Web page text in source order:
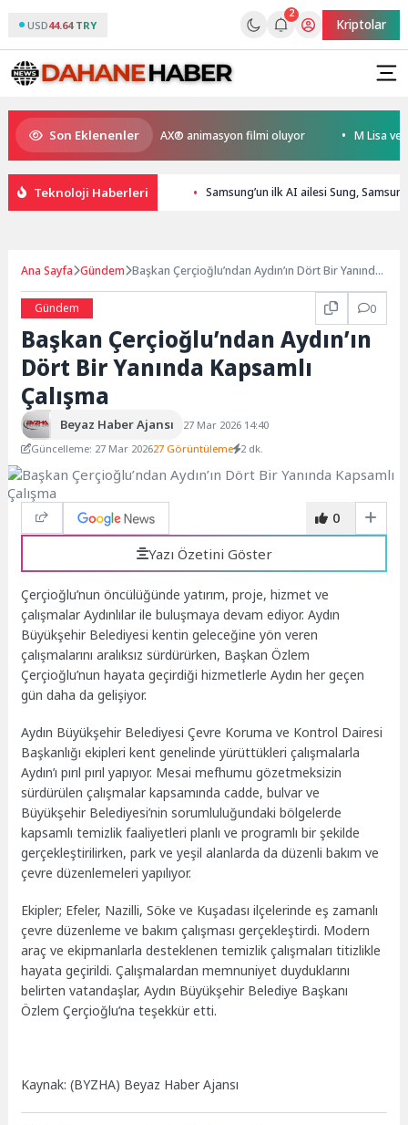
USD44.64 TRY
2
Kriptolar
Son Eklenenler
Kral Türkiye’nin ilk IMAX® animasyon filmi oluyor M Lisa ve
Teknoloji Haberleri Samsung’un ilk AI ailesi Sung,
Ana Sayfa Gündem Başkan Çerçioğlu’ndan Aydın’ın Dört Bir Yanında
Gündem
0
Başkan Çerçioğlu’ndan Aydın’ın
Dört Bir Yanında Kapsamlı
Çalışma
Beyaz Haber Ajansı
27 Mar 2026 14:40
Güncelleme: 27 Mar 202627 Görüntüleme 2 dk.
0
Yazı Özetini Göster
Çerçioğlu’nun öncülüğünde yatırım, proje, hizmet ve
çalışmalar Aydınlılar ile buluşmaya devam ediyor. Aydın
Büyükşehir Belediyesi kentin geleceğine yön veren
çalışmalarını aralıksız sürdürürken, Başkan Özlem
Çerçioğlu’nun hayata geçirdiği hizmetlerle Aydın her geçen
gün daha da gelişiyor.
Aydın Büyükşehir Belediyesi Çevre Koruma ve Kontrol Dairesi
Başkanlığı ekipleri kent genelinde yürüttükleri çalışmalarla
Aydın’ı pırıl pırıl yapıyor. Mesai mefhumu gözetmeksizin
sürdürülen çalışmalar kapsamında cadde, bulvar ve
Büyükşehir Belediyesi’nin sorumluluğundaki bölgelerde
kapsamlı temizlik faaliyetleri planlı ve programlı bir şekilde
gerçekleştirilirken, park ve yeşil alanlarda da düzenli bakım ve
çevre düzenlemeleri yapılıyor.
Ekipler; Efeler, Nazilli, Söke ve Kuşadası ilçelerinde eş zamanlı
çevre düzenleme ve bakım çalışması gerçekleştirdi. Modern
araç ve ekipmanlarla desteklenen temizlik çalışmaları titizlikle
hayata geçirildi. Çalışmalardan memnuniyet duyduklarını
belirten vatandaşlar, Aydın Büyükşehir Belediye Başkanı
Özlem Çerçioğlu’na teşekkür etti.
Kaynak: (BYZHA) Beyaz Haber Ajansı